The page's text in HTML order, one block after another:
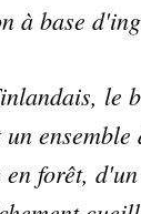
à base
le
en forêt,